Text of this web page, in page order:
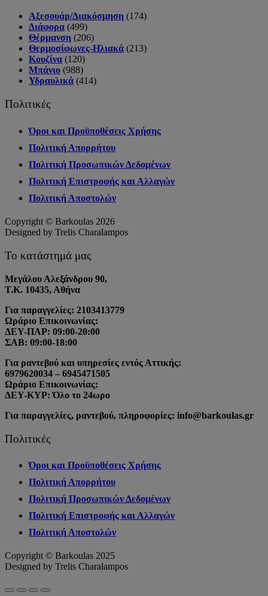
Αξεσουάρ/Διακόσμηση (174)
Διάφορα (499)
Θέρμανση (206)
Θερμοσίφωνες-Ηλιακά (213)
Κουζίνα (120)
Μπάνιο (988)
Υδραυλικά (414)
Πολιτικές
Όροι και Προϋποθέσεις Χρήσης
Πολιτική Απορρήτου
Πολιτική Προσωπικών Δεδομένων
Πολιτική Επιστροφής και Αλλαγών
Πολιτική Αποστολών
Copyright © Barkoulas 2026
Designed by Trelis Charalampos
Το κατάστημά μας
Μεγάλου Αλεξάνδρου 90,
Τ.Κ. 10435, Αθήνα
Για παραγγελίες: 2103413779
Ωράριο Επικοινωνίας:
ΔΕΥ-ΠΑΡ: 09:00-20:00
ΣΑΒ: 09:00-18:00
Για ραντεβού και υπηρεσίες εντός Αττικής:
6979620034 – 6945471505
Ωράριο Επικοινωνίας:
ΔΕΥ-ΚΥΡ: Όλο το 24ωρο
Για παραγγελίες, ραντεβού, πληροφορίες: info@barkoulas.gr
Πολιτικές
Όροι και Προϋποθέσεις Χρήσης
Πολιτική Απορρήτου
Πολιτική Προσωπικών Δεδομένων
Πολιτική Επιστροφής και Αλλαγών
Πολιτική Αποστολών
Copyright © Barkoulas 2025
Designed by Trelis Charalampos